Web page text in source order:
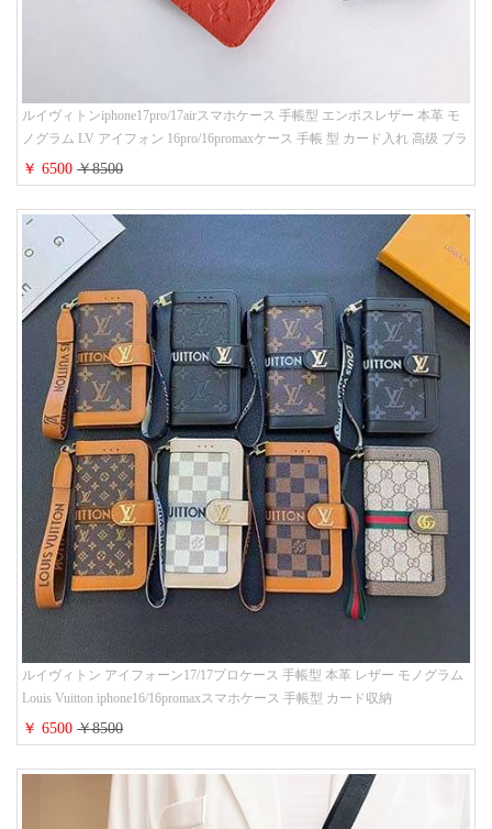
ルイヴィトンiphone17pro/17airスマホケース 手帳型 エンボスレザー 本革 モ
ノグラム LV アイフォン 16pro/16promaxケース 手帳 型 カード入れ 高级 ブラ
ンド iPhone 15/14/13 proケース 手帳型 男女通用 大人かわいい
￥ 6500￥8500
ルイヴィトン アイフォーン17/17プロケース 手帳型 本革 レザー モノグラム
Louis Vuitton iphone16/16promaxスマホケース 手帳型 カード収納
iphone15/14/13ケース ビジネス風 GUCCI galaxy s26/s25/s24ケース 手帳型 大
人 可愛い
￥ 6500￥8500